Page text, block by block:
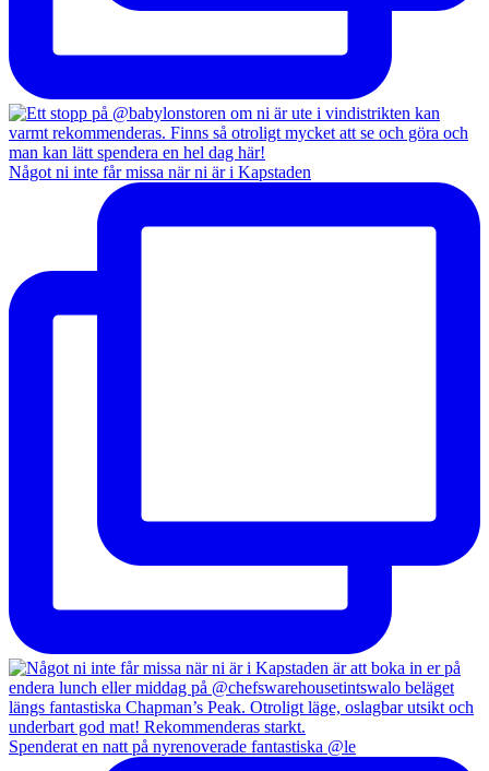
Något ni inte får missa när ni är i Kapstaden
Spenderat en natt på nyrenoverade fantastiska @le